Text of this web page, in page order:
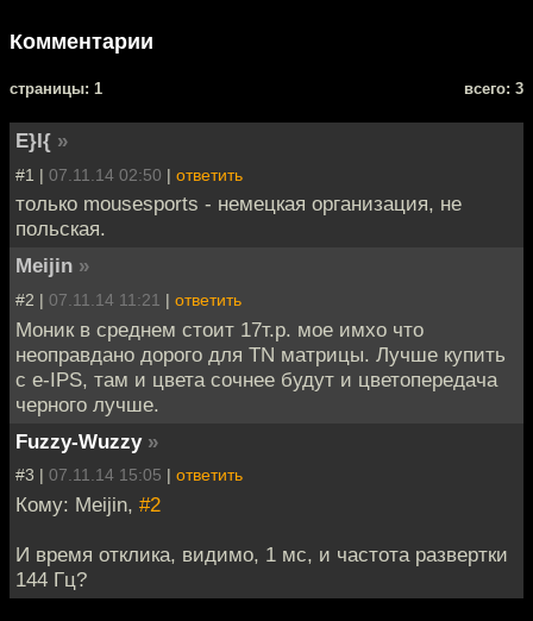
Комментарии
cтраницы: 1 всего: 3
E}I{ »
#1 | 07.11.14 02:50 | ответить
только mousesports - немецкая организация, не
польская.
Meijin »
#2 | 07.11.14 11:21 | ответить
Моник в среднем стоит 17т.р. мое имхо что
неоправдано дорого для TN матрицы. Лучше купить
с e-IPS, там и цвета сочнее будут и цветопередача
черного лучше.
Fuzzy-Wuzzy »
#3 | 07.11.14 15:05 | ответить
Кому: Meijin, #2
И время отклика, видимо, 1 мс, и частота развертки
144 Гц?